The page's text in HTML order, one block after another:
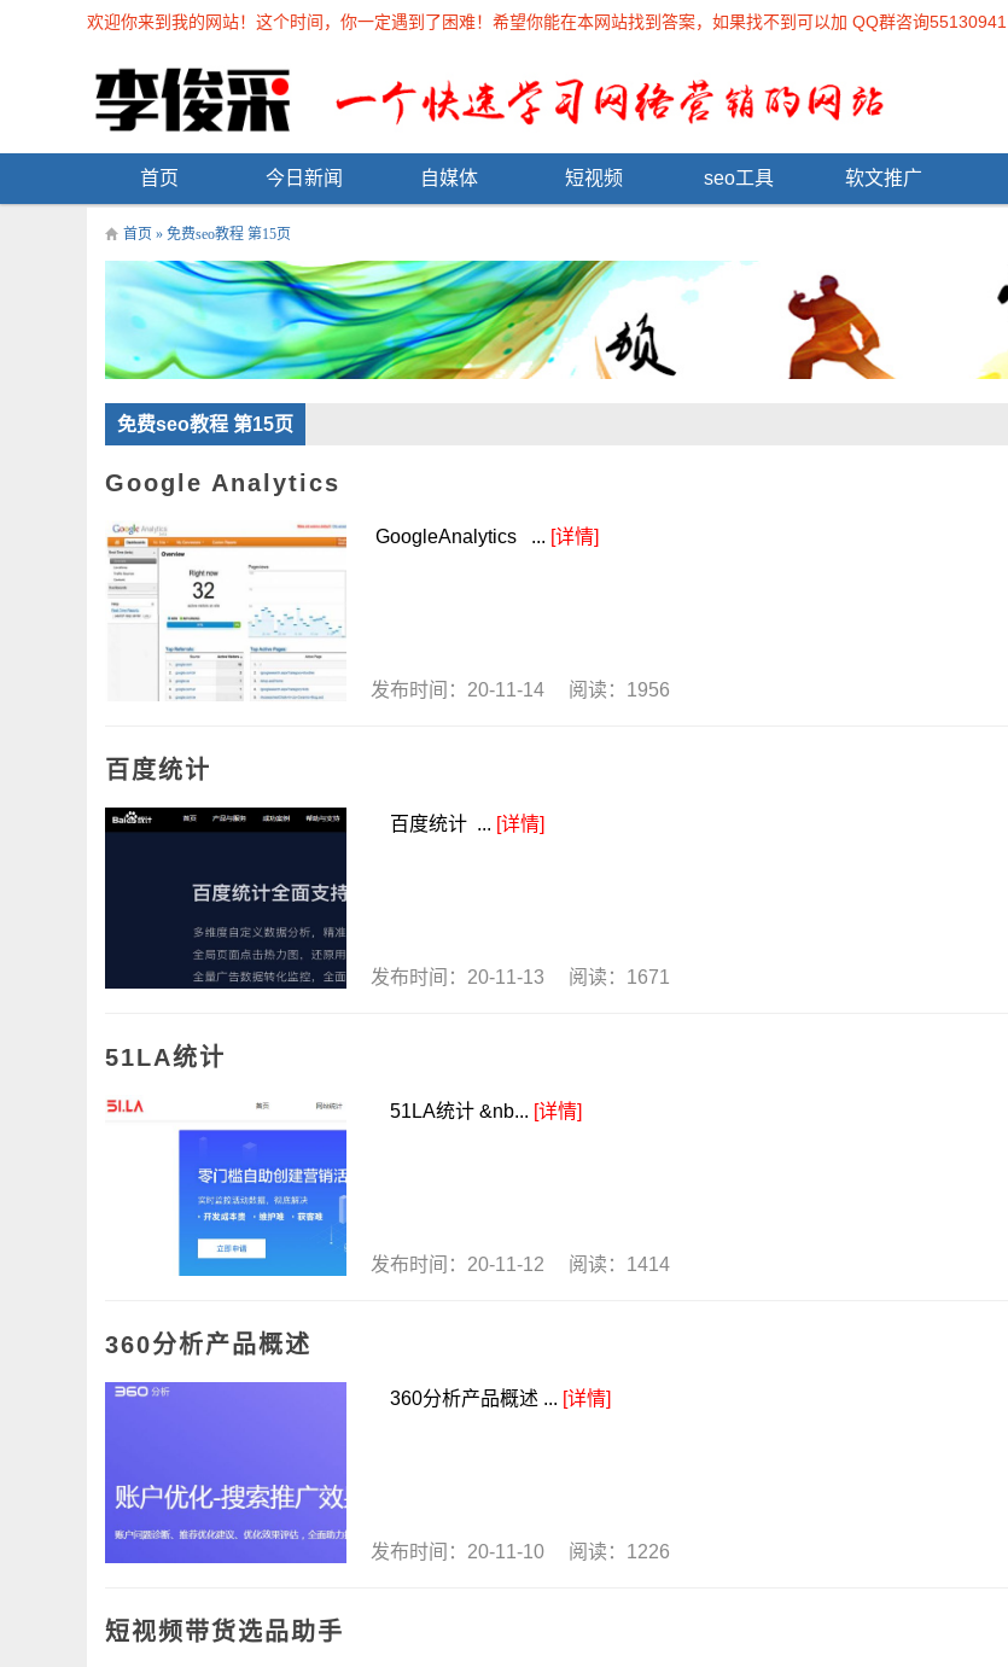
欢迎你来到我的网站！这个时间，你一定遇到了困难！希望你能在本网站找到答案，如果找不到可以加 QQ群咨询55130941
首页 今日新闻 自媒体 短视频 seo工具 软文推广
首页 » 免费seo教程 第15页
免费seo教程 第15页
Google Analytics
GoogleAnalytics ... [详情]
发布时间：20-11-14 阅读：1956
百度统计
百度统计 ... [详情]
发布时间：20-11-13 阅读：1671
51LA统计
51LA统计 &nb... [详情]
发布时间：20-11-12 阅读：1414
360分析产品概述
360分析产品概述 ... [详情]
发布时间：20-11-10 阅读：1226
短视频带货选品助手